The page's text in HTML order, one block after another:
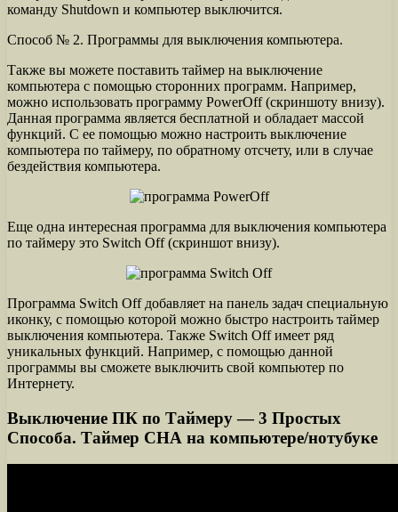
команду Shutdown и компьютер выключится.
Способ № 2. Программы для выключения компьютера.
Также вы можете поставить таймер на выключение
компьютера с помощью сторонних программ. Например,
можно использовать программу PowerOff (скриншоту внизу).
Данная программа является бесплатной и обладает массой
функций. С ее помощью можно настроить выключение
компьютера по таймеру, по обратному отсчету, или в случае
бездействия компьютера.
Еще одна интересная программа для выключения компьютера
по таймеру это Switch Off (скриншот внизу).
Программа Switch Off добавляет на панель задач специальную
иконку, с помощью которой можно быстро настроить таймер
выключения компьютера. Также Switch Off имеет ряд
уникальных функций. Например, с помощью данной
программы вы сможете выключить свой компьютер по
Интернету.
Выключение ПК по Таймеру — 3 Простых
Способа. Таймер СНА на компьютере/нотубуке